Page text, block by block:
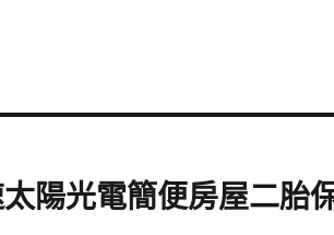
陽光電簡便房屋二胎